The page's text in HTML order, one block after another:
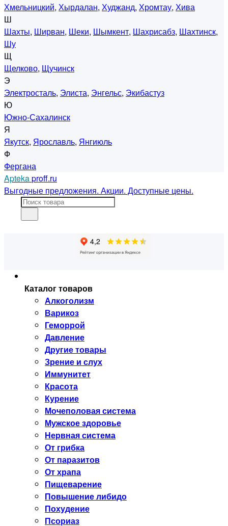
Хмельницкий, Хырдалан, Худжанд, Хромтау, Хива
Ш
Шахты, Ширван, Шеки, Шымкент, Шахрисабз, Шахтинск,
Шу
Щ
Щелково, Щучинск
Э
Электросталь, Элиста, Энгельс, Экибастуз
Ю
Южно-Сахалинск
Я
Якутск, Ярославль, Янгиюль
Ф
Фергана
Aptekaproff.ru
Выгодные предложения. Акции. Доступные цены.
Каталог товаров
Алкоголизм
Варикоз
Геморрой
Давление
Другие товары
Зрение и слух
Иммунитет
Красота
Курение
Мочеполовая система
Мужское здоровье
Нервная система
От грибка
От паразитов
От храпа
Пищеварение
Повышение либидо
Похудение
Псориаз